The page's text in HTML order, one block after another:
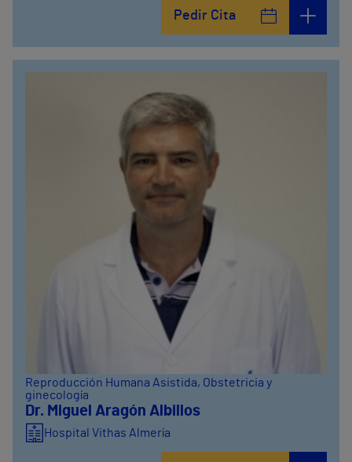
Pedir Cita
Reproducción Humana Asistida, Obstetricia y
ginecología
Dr. Miguel Aragón Albillos
Hospital Vithas Almería